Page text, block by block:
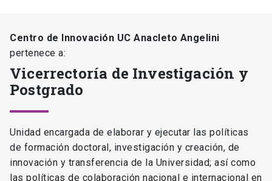
Centro de Innovación UC Anacleto Angelini
pertenece a:
Vicerrectoría de Investigación y
Postgrado
Unidad encargada de elaborar y ejecutar las políticas
de formación doctoral, investigación y creación, de
innovación y transferencia de la Universidad; así como
las políticas de colaboración nacional e internacional en